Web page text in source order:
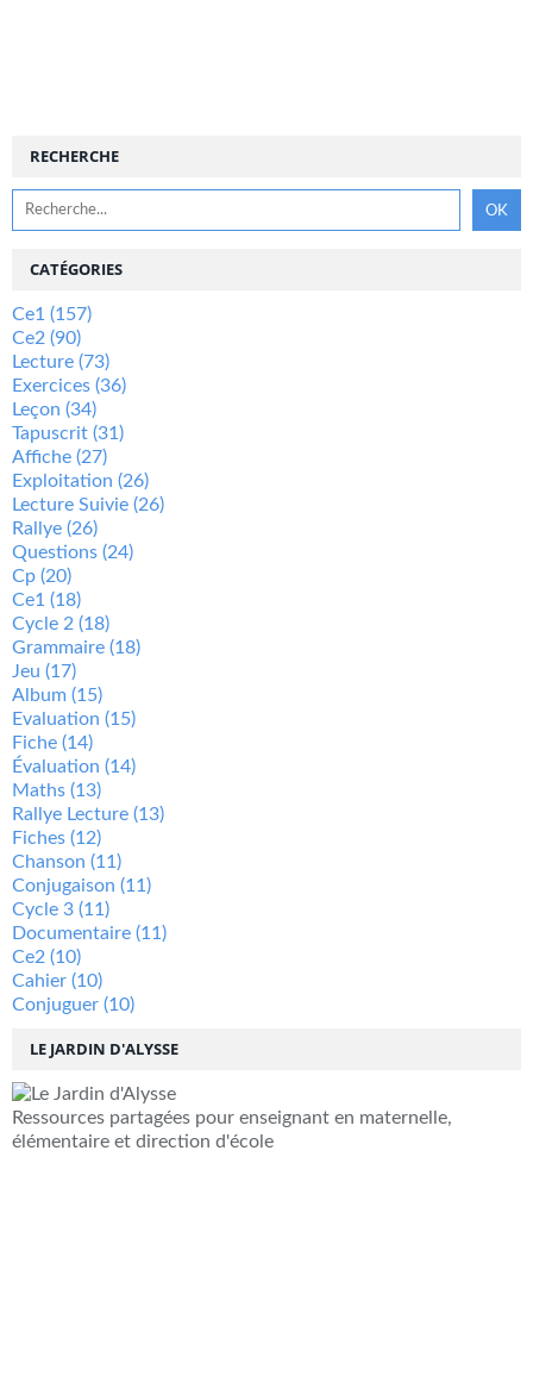
RECHERCHE
LE JARDIN D'ALYSSE
Ressources partagées pour enseignant en maternelle,
élémentaire et direction d'école
CATÉGORIES
Ce1 (157)
Ce2 (90)
Lecture (73)
Exercices (36)
Leçon (34)
Tapuscrit (31)
Affiche (27)
Exploitation (26)
Lecture Suivie (26)
Rallye (26)
Questions (24)
Cp (20)
Ce1 (18)
Cycle 2 (18)
Grammaire (18)
Jeu (17)
Album (15)
Evaluation (15)
Fiche (14)
Évaluation (14)
Maths (13)
Rallye Lecture (13)
Fiches (12)
Chanson (11)
Conjugaison (11)
Cycle 3 (11)
Documentaire (11)
Ce2 (10)
Cahier (10)
Conjuguer (10)